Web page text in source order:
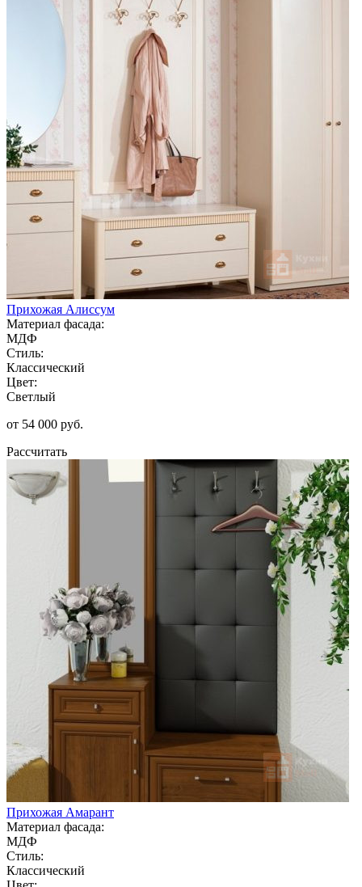
Прихожая Алиссум
Материал фасада:
МДФ
Стиль:
Классический
Цвет:
Светлый
от 54 000 руб.
Рассчитать
Прихожая Амарант
Материал фасада:
МДФ
Стиль:
Классический